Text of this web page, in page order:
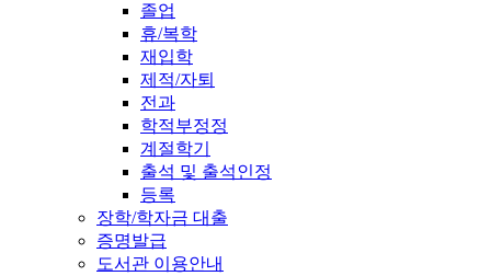
졸업
휴/복학
재입학
제적/자퇴
전과
학적부정정
계절학기
출석 및 출석인정
등록
장학/학자금 대출
증명발급
도서관 이용안내